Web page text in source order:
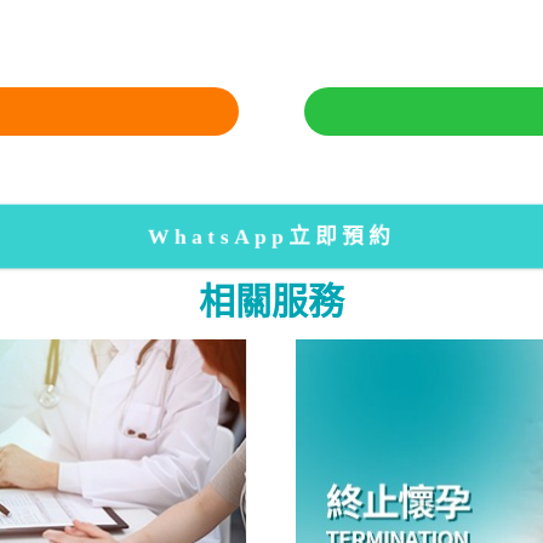
WhatsApp立即預約
相關服務